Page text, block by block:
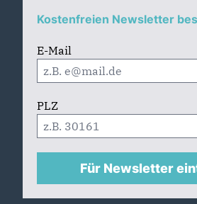
Kostenfreien Newsletter
E-Mail
PLZ
Für Newsletter